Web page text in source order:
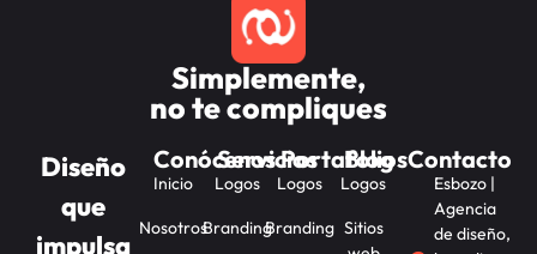
Simplemente,
no te compliques
Diseño
que
impulsa
Conócenos
Inicio
Nosotros
Servicios
Logos
Branding
Portafolios
Logos
Branding
Blog
Logos
Sitios
Contacto
Esbozo |
Agencia
de diseño,